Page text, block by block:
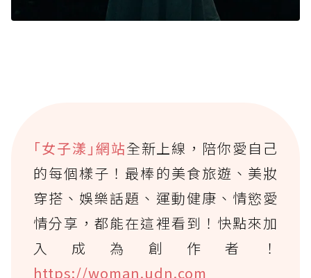
｢女子漾｣網站全新上線，陪你愛自己
的每個樣子！最棒的美食旅遊、美妝
穿搭、娛樂話題、運動健康、情慾愛
情分享，都能在這裡看到！快點來加
入成為創作者！
https://woman.udn.com